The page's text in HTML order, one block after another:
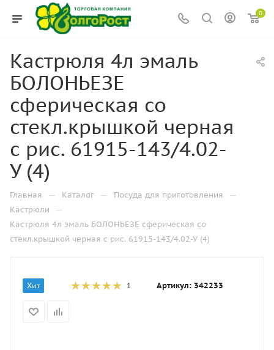
0
Кастрюля 4л эмаль
БОЛОНЬЕЗЕ
сферическая со
стекл.крышкой черная
с рис. 61915-143/4.02-
У (4)
Главная — Каталог — Посуда для приготовления —
Кастрюли —
Кастрюля 4л эмаль БОЛОНЬЕЗЕ сферическая со
стекл.крышкой черная с рис. 61915-143/4.02-У (4)
Хит 1 Артикул: 342233